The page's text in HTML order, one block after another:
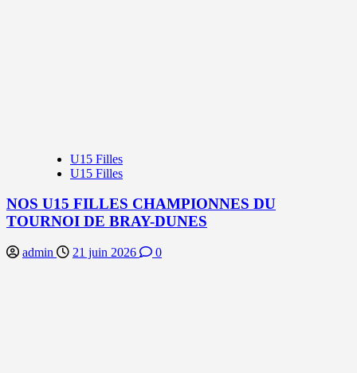
U15 Filles
U15 Filles
NOS U15 FILLES CHAMPIONNES DU
TOURNOI DE BRAY-DUNES
admin 21 juin 2026 0